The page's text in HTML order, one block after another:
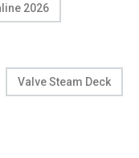
2026
Valve Steam Deck